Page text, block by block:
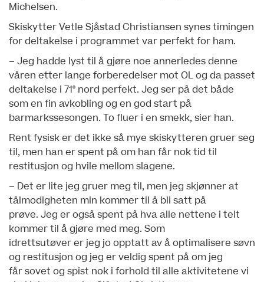
Michelsen.
Skiskytter Vetle Sjåstad Christiansen synes timingen
for deltakelse i programmet var perfekt for ham.
– Jeg hadde lyst til å gjøre noe annerledes denne
våren etter lange forberedelser mot OL og da passet
deltakelse i 71° nord perfekt. Jeg ser på det både
som en fin avkobling og en god start på
barmarkssesongen. To fluer i en smekk, sier han.
Rent fysisk er det ikke så mye skiskytteren gruer seg
til, men han er spent på om han får nok tid til
restitusjon og hvile mellom slagene.
– Det er lite jeg gruer meg til, men jeg skjønner at
tålmodigheten min kommer til å bli satt på
prøve. Jeg er også spent på hva alle nettene i telt
kommer til å gjøre med meg. Som
idrettsutøver er jeg jo opptatt av å optimalisere søvn
og restitusjon og jeg er veldig spent på om jeg
får sovet og spist nok i forhold til alle aktivitetene vi